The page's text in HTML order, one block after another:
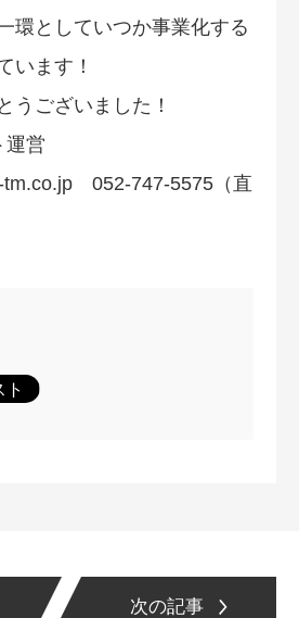
環としていつか事業化する
います！
うございました！
運営
052-747-5575（直
次の記事